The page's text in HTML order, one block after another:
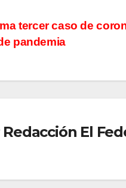
tercer caso de
pandemia
Redacción El